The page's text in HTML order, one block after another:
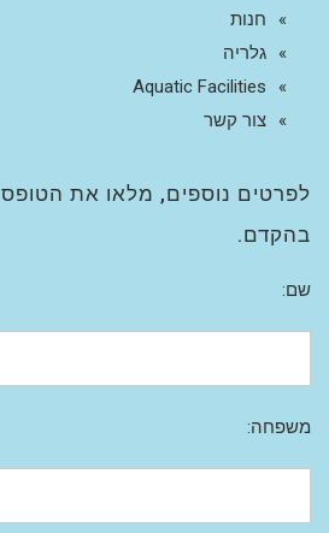
חנות
גלריה
Aquatic Facilities
צור קשר
לפרטים נוספים, מלאו את הטופס
בהקדם.
שם:
משפחה: